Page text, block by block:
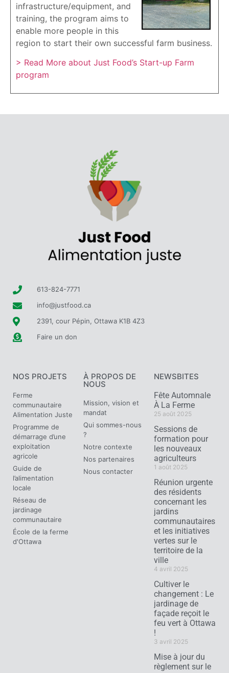
infrastructure/equipment, and
training, the program aims to
enable more people in this
region to start their own successful farm business.
> Read More about Just Food’s Start-up Farm
program
613-824-7771
info@justfood.ca
2391, cour Pépin, Ottawa K1B 4Z3
Faire un don
NOS PROJETS
Ferme
communautaire
Alimentation Juste
Programme de
démarrage d’une
exploitation
agricole
Guide de
l’alimentation
locale
Réseau de
jardinage
communautaire
École de la ferme
d'Ottawa
À PROPOS DE
NOUS
Mission, vision et
mandat
Qui sommes-nous
?
Notre contexte
Nos partenaires
Nous contacter
NEWSBITES
Fête Automnale
À La Ferme
25 août 2025
Sessions de
formation pour
les nouveaux
agriculteurs
1 août 2025
Réunion urgente
des résidents
concernant les
jardins
communautaires
et les initiatives
vertes sur le
territoire de la
ville
4 avril 2025
Cultiver le
changement : Le
jardinage de
façade reçoit le
feu vert à Ottawa
!
3 avril 2025
Mise à jour du
règlement sur le